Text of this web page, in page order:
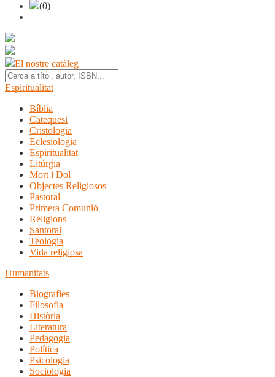
(0)
El nostre catàleg
Espiritualitat
Bíblia
Catequesi
Cristologia
Eclesiologia
Espiritualitat
Litúrgia
Mort i Dol
Objectes Religiosos
Pastoral
Primera Comunió
Religions
Santoral
Teologia
Vida religiosa
Humanitats
Biografies
Filosofia
Història
Literatura
Pedagogia
Política
Psicologia
Sociologia